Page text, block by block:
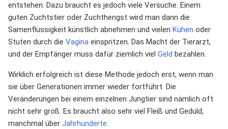
entstehen. Dazu braucht es jedoch viele Versuche. Einem
guten Zuchtstier oder Zuchthengst wird man dann die
Samenflüssigkeit künstlich abnehmen und vielen Kühen oder
Stuten durch die Vagina einspritzen. Das Macht der Tierarzt,
und der Empfänger muss dafür ziemlich viel Geld bezahlen.
Wirklich erfolgreich ist diese Methode jedoch erst, wenn man
sie über Generationen immer wieder fortführt. Die
Veränderungen bei einem einzelnen Jungtier sind nämlich oft
nicht sehr groß. Es braucht also sehr viel Fleiß und Geduld,
manchmal über Jahrhunderte.